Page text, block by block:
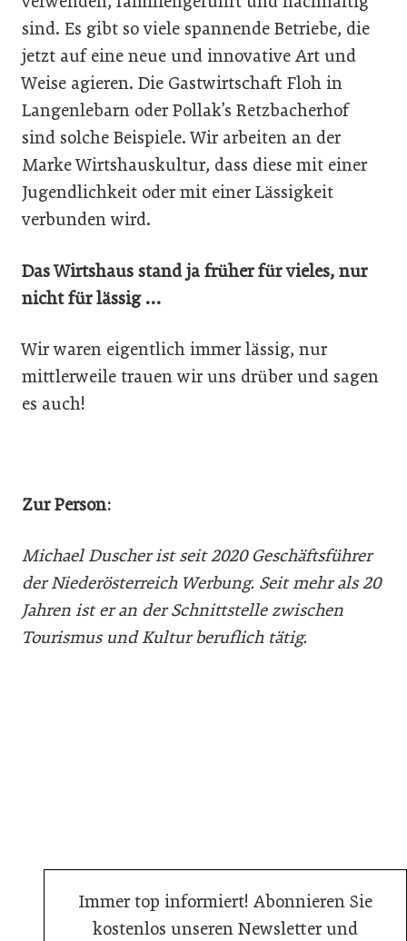
sind. Es gibt so viele spannende Betriebe, die
jetzt auf eine neue und innovative Art und
Weise agieren. Die Gastwirtschaft Floh in
Langenlebarn oder Pollak’s Retzbacherhof
sind solche Beispiele. Wir arbeiten an der
Marke Wirtshauskultur, dass diese mit einer
Jugendlichkeit oder mit einer Lässigkeit
verbunden wird.
Das Wirtshaus stand ja früher für vieles, nur
nicht für lässig …
Wir waren eigentlich immer lässig, nur
mittlerweile trauen wir uns drüber und sagen
es auch!
Zur Person:
Michael Duscher ist seit 2020 Geschäftsführer
der Niederösterreich Werbung. Seit mehr als 20
Jahren ist er an der Schnittstelle zwischen
Tourismus und Kultur beruflich tätig.
Immer top informiert! Abonnieren Sie
kostenlos unseren Newsletter und